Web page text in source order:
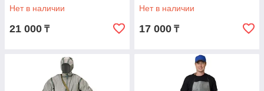
Нет в наличии
21 000 ₸
Нет в наличии
17 000 ₸